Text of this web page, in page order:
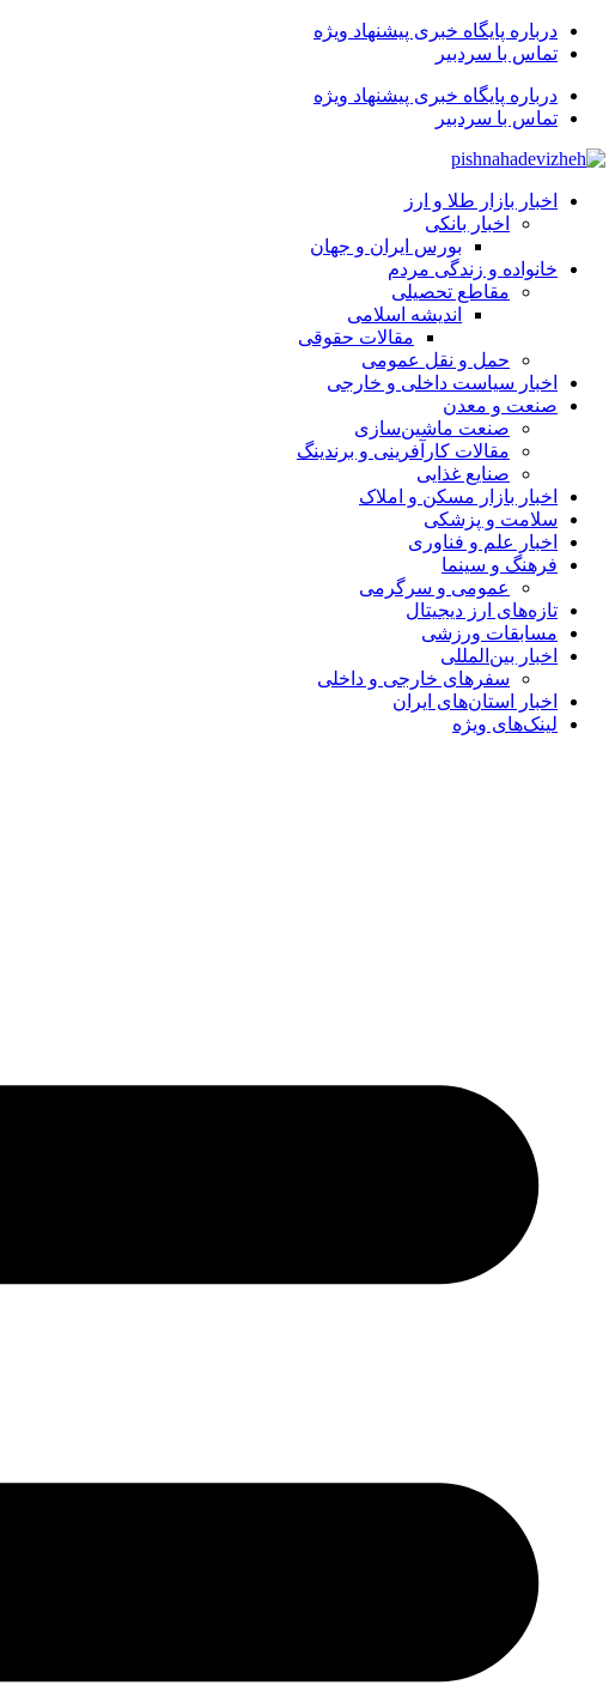
درباره پایگاه خبری پیشنهاد ویژه
تماس با سردبیر
درباره پایگاه خبری پیشنهاد ویژه
تماس با سردبیر
اخبار بازار طلا و ارز
اخبار بانکی
بورس ایران و جهان
خانواده و زندگی مردم
مقاطع تحصیلی
اندیشه اسلامی
مقالات حقوقی
حمل و نقل عمومی
اخبار سیاست داخلی و خارجی
صنعت و معدن
صنعت ماشین‌سازی
مقالات کارآفرینی و برندینگ
صنایع غذایی
اخبار بازار مسکن و املاک
سلامت و پزشکی
اخبار علم و فناوری
فرهنگ و سینما
عمومی و سرگرمی
تازه‌های ارز دیجیتال
مسابقات ورزشی
اخبار بین‌المللی
سفرهای خارجی و داخلی
اخبار استان‌های ایران
لینک‌های ویژه